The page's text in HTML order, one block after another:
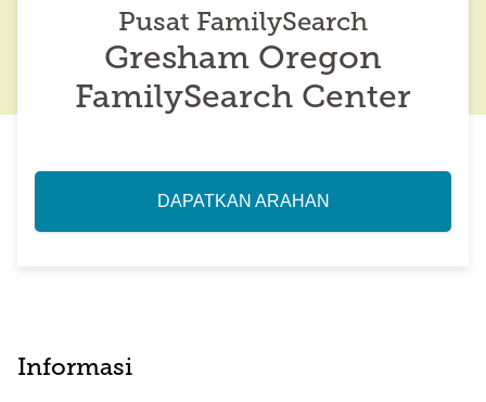
Pusat FamilySearch
Gresham Oregon
FamilySearch Center
DAPATKAN ARAHAN
Informasi